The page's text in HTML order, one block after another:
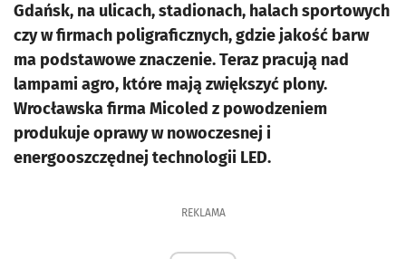
Gdańsk, na ulicach, stadionach, halach sportowych
czy w firmach poligraficznych, gdzie jakość barw
ma podstawowe znaczenie. Teraz pracują nad
lampami agro, które mają zwiększyć plony.
Wrocławska firma Micoled z powodzeniem
produkuje oprawy w nowoczesnej i
energooszczędnej technologii LED.
REKLAMA